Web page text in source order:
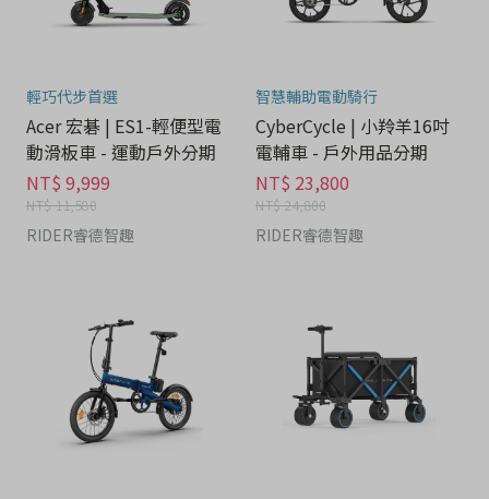
輕巧代步首選
Acer 宏碁 | ES1-輕便型電
動滑板車 - 運動戶外分期
NT$ 9,999
NT$ 11,580
RIDER睿德智趣
智慧輔助電動騎行
CyberCycle | 小羚羊16吋
電輔車 - 戶外用品分期
NT$ 23,800
NT$ 24,800
RIDER睿德智趣